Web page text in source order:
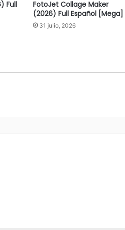
Full
FotoJet Collage Maker
(2026) Full Español [Mega]
31 julio, 2026